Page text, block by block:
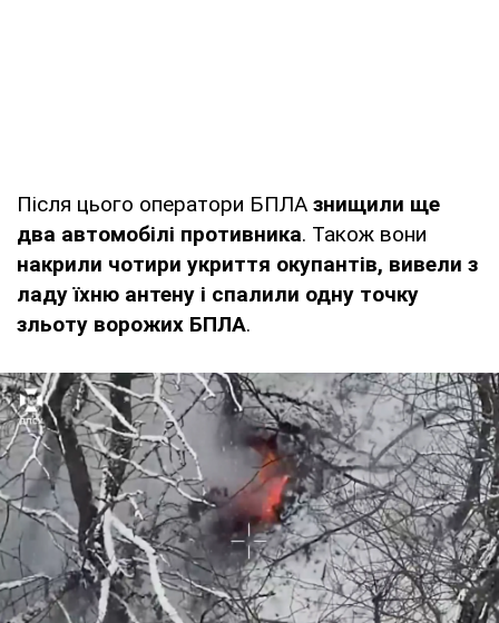
Після цього оператори БПЛА знищили ще
два автомобілі противника. Також вони
накрили чотири укриття окупантів, вивели з
ладу їхню антену і спалили одну точку
зльоту ворожих БПЛА.